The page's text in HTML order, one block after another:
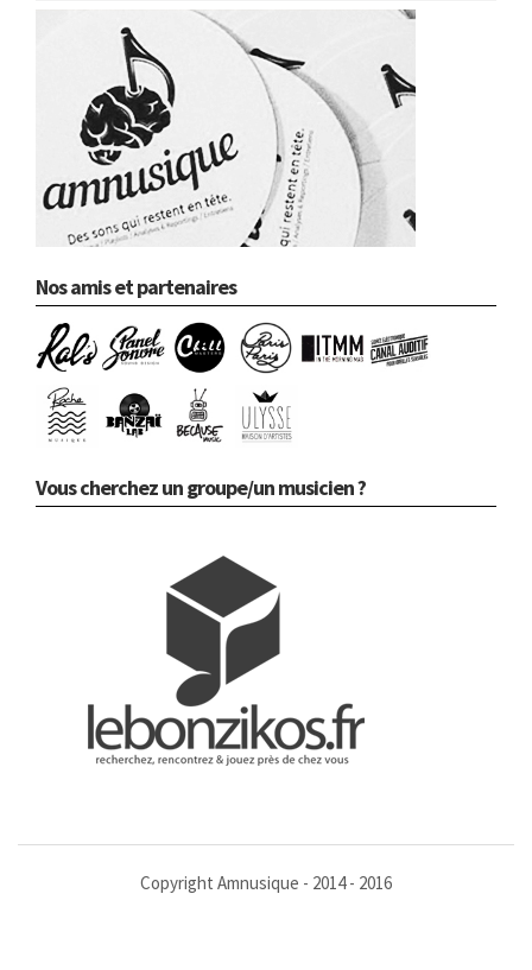
Nos amis et partenaires
Vous cherchez un groupe/un musicien ?
Copyright Amnusique - 2014 - 2016